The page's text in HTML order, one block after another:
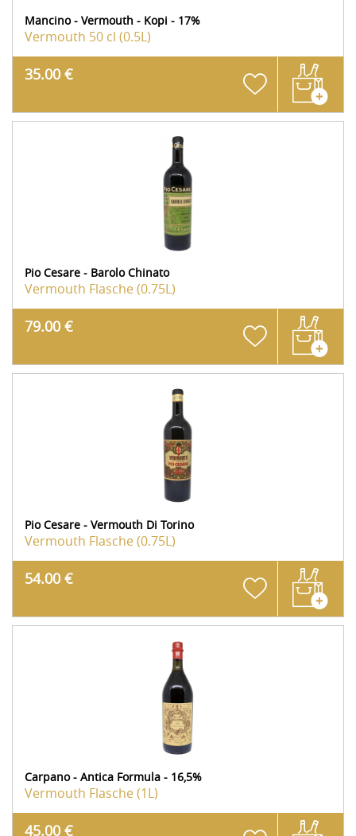
Mancino - Vermouth - Kopi - 17%
Vermouth 50 cl (0.5L)
35.00 €
Pio Cesare - Barolo Chinato
Vermouth Flasche (0.75L)
79.00 €
Pio Cesare - Vermouth Di Torino
Vermouth Flasche (0.75L)
54.00 €
Carpano - Antica Formula - 16,5%
Vermouth Flasche (1L)
45.00 €